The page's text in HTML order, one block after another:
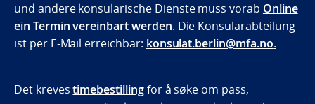
und andere konsularische Dienste muss vorab Online
ein Termin vereinbart werden. Die Konsularabteilung
ist per E-Mail erreichbar: konsulat.berlin@mfa.no.
Det krevestimebestillingfor å søke om pass,